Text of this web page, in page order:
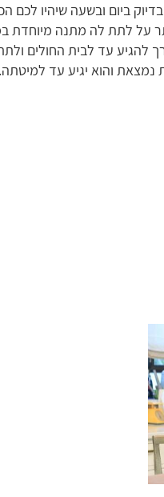
ביום ובשעה שיהיו לכם
על לתת לה מתנה מיוחדת
להגיע עד לבית החולים
נמצאת והוא יגיע עד למיטתה.